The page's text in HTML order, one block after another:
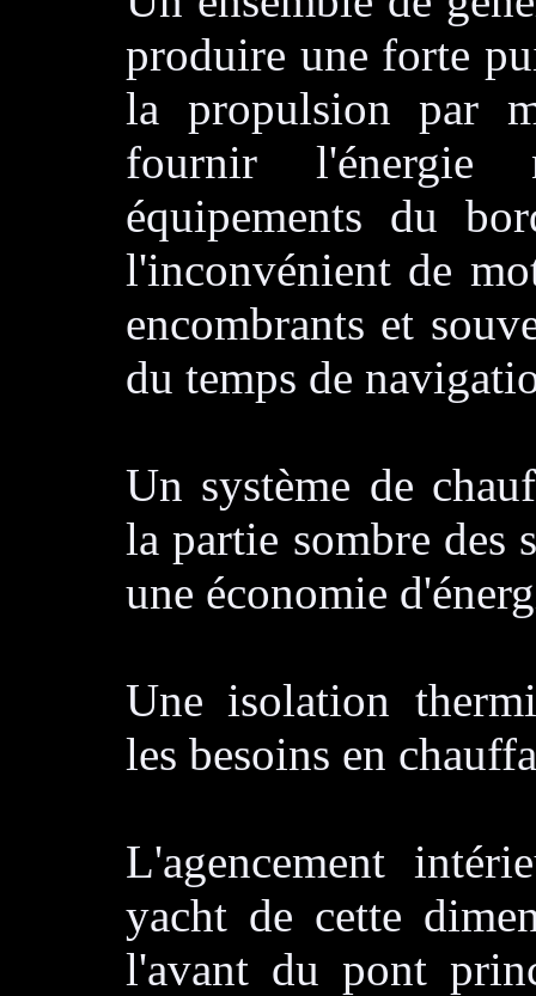
produire une forte
la propulsion par
fournir l'énergie
équipements du
l'inconvénient de
encombrants et
du temps de
Un système de
la partie sombre des
une économie
Une isolation
les besoins en
L'agencement
yacht de cette
l'avant du pont